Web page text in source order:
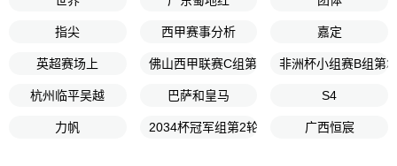
指尖 西甲赛事分析 嘉定
英超赛场上 佛山西甲联赛C组第1轮 非洲杯小组赛B组第2
杭州临平吴越 巴萨和皇马 S4
力帆 2034杯冠军组第2轮 广西恒宸